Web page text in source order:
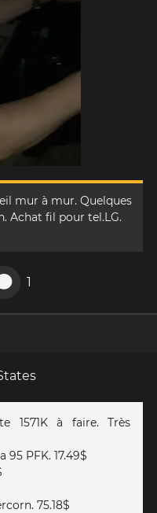
mur à mur. Quelques
Achat fil pour tel.LG.
1
1571K à faire. Très
PFK. 17.49$
75.18$